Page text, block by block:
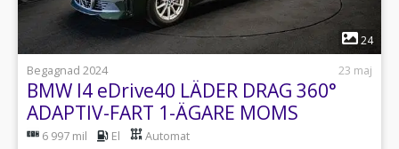
1
24
Begagnad 2024
23 maj
BMW I4 eDrive40 LÄDER DRAG 360°
ADAPTIV-FART 1-ÄGARE MOMS
6 997 mil El Automat